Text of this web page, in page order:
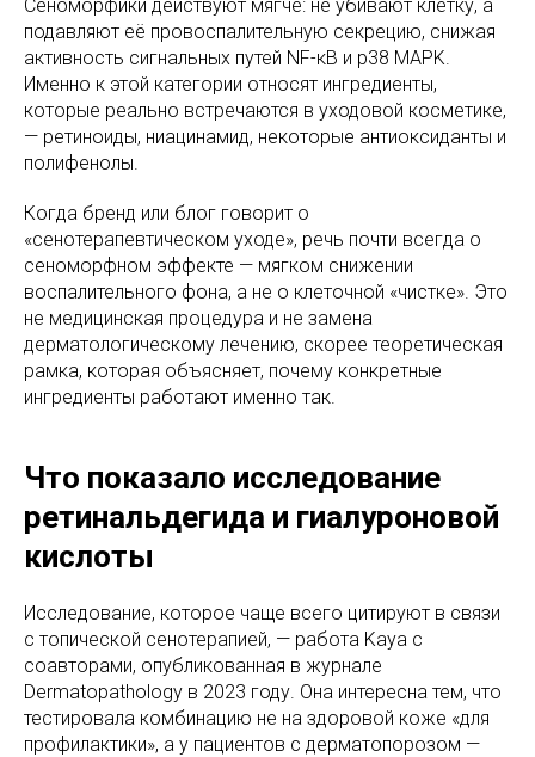
Сеноморфики действуют мягче: не убивают клетку, а
подавляют её провоспалительную секрецию, снижая
активность сигнальных путей NF-κB и p38 MAPK.
Именно к этой категории относят ингредиенты,
которые реально встречаются в уходовой косметике,
— ретиноиды, ниацинамид, некоторые антиоксиданты и
полифенолы.
Когда бренд или блог говорит о
«сенотерапевтическом уходе», речь почти всегда о
сеноморфном эффекте — мягком снижении
воспалительного фона, а не о клеточной «чистке». Это
не медицинская процедура и не замена
дерматологическому лечению, скорее теоретическая
рамка, которая объясняет, почему конкретные
ингредиенты работают именно так.
Что показало исследование
ретинальдегида и гиалуроновой
кислоты
Исследование, которое чаще всего цитируют в связи
с топической сенотерапией, — работа Kaya с
соавторами, опубликованная в журнале
Dermatopathology в 2023 году. Она интересна тем, что
тестировала комбинацию не на здоровой коже «для
профилактики», а у пациентов с дерматопорозом —